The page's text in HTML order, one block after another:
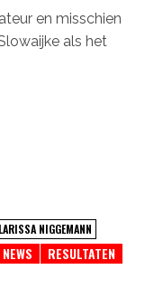
en misschien
als het
NIGGEMANN
NEWS RESULTATEN